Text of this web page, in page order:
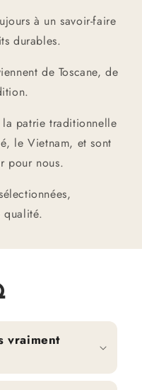
à un savoir-faire
durables.
de Toscane, de
patrie traditionnelle
le Vietnam, et sont
pour nous.
qualité.
vraiment